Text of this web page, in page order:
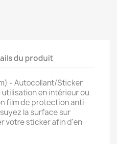
du produit
- Autocollant/Sticker
en intérieur ou
film de protection anti-
la surface sur
votre sticker afin d'en